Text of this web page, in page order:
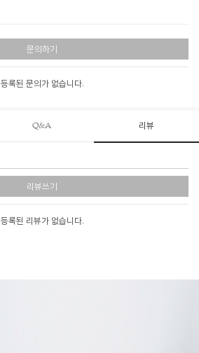
문의하기
등록된 문의가 없습니다.
Q&A 리뷰
리뷰쓰기
등록된 리뷰가 없습니다.